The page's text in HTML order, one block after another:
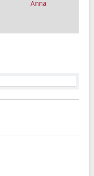
Anna